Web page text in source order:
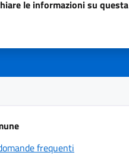
le informazioni su
frequenti